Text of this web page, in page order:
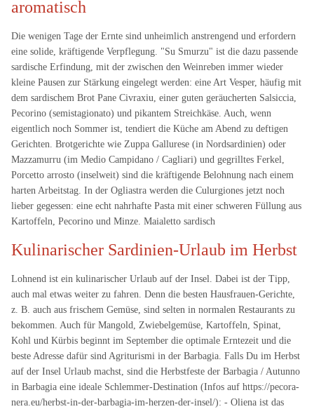
aromatisch
Die wenigen Tage der Ernte sind unheimlich anstrengend und erfordern
eine solide, kräftigende Verpflegung. "Su Smurzu" ist die dazu passende
sardische Erfindung, mit der zwischen den Weinreben immer wieder
kleine Pausen zur Stärkung eingelegt werden: eine Art Vesper, häufig mit
dem sardischem Brot Pane Civraxiu, einer guten geräucherten Salsiccia,
Pecorino (semistagionato) und pikantem Streichkäse. Auch, wenn
eigentlich noch Sommer ist, tendiert die Küche am Abend zu deftigen
Gerichten. Brotgerichte wie Zuppa Gallurese (in Nordsardinien) oder
Mazzamurru (im Medio Campidano / Cagliari) und gegrilltes Ferkel,
Porcetto arrosto (inselweit) sind die kräftigende Belohnung nach einem
harten Arbeitstag. In der Ogliastra werden die Culurgiones jetzt noch
lieber gegessen: eine echt nahrhafte Pasta mit einer schweren Füllung aus
Kartoffeln, Pecorino und Minze. Maialetto sardisch
Kulinarischer Sardinien-Urlaub im Herbst
Lohnend ist ein kulinarischer Urlaub auf der Insel. Dabei ist der Tipp,
auch mal etwas weiter zu fahren. Denn die besten Hausfrauen-Gerichte,
z. B. auch aus frischem Gemüse, sind selten in normalen Restaurants zu
bekommen. Auch für Mangold, Zwiebelgemüse, Kartoffeln, Spinat,
Kohl und Kürbis beginnt im September die optimale Erntezeit und die
beste Adresse dafür sind Agriturismi in der Barbagia. Falls Du im Herbst
auf der Insel Urlaub machst, sind die Herbstfeste der Barbagia / Autunno
in Barbagia eine ideale Schlemmer-Destination (Infos auf https://pecora-
nera.eu/herbst-in-der-barbagia-im-herzen-der-insel/): - Oliena ist das